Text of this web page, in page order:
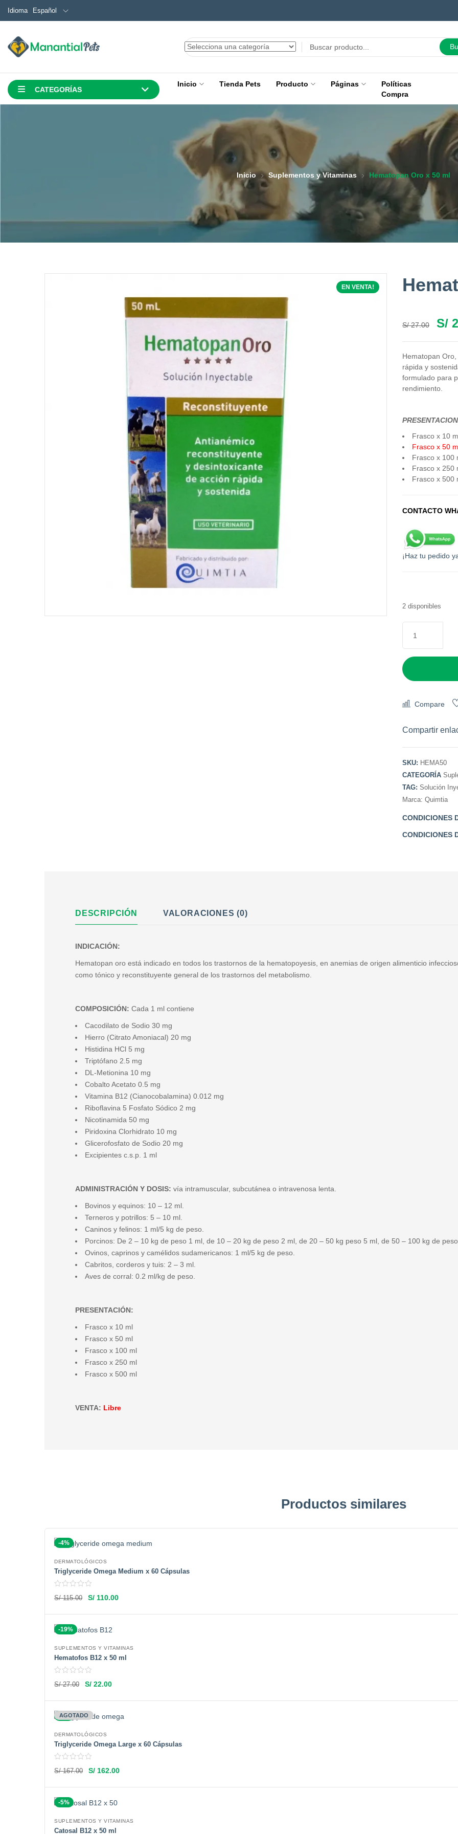
Idioma Español
CATEGORÍAS
Inicio Tienda Pets Producto Páginas
Políticas
Compra
Inicio Suplementos y Vitaminas Hematopan Oro x 50 ml
EN VENTA!
S/27.00 S/
Hematopan
rápida y
formulado para
rendimiento.
Frasco x 10
Frasco x 50
Frasco x 100
Frasco x 250
Frasco x 500
CONTACTO
¡Haz tu pedido
2 disponibles
Compare
Compartir
SKU: HEMA50
CATEGORÍA
TAG: Solución
Marca: Quimtia
CONDICIONES
CONDICIONES
DESCRIPCIÓN VALORACIONES (0)
INDICACIÓN:
Hematopan oro está indicado en todos los trastornos de la hematopoyesis, en anemias de origen alimenticio
como tónico y reconstituyente general de los trastornos del metabolismo.
COMPOSICIÓN: Cada 1 ml contiene
Cacodilato de Sodio 30 mg
Hierro (Citrato Amoniacal) 20 mg
Histidina HCl 5 mg
Triptófano 2.5 mg
DL-Metionina 10 mg
Cobalto Acetato 0.5 mg
Vitamina B12 (Cianocobalamina) 0.012 mg
Riboflavina 5 Fosfato Sódico 2 mg
Nicotinamida 50 mg
Piridoxina Clorhidrato 10 mg
Glicerofosfato de Sodio 20 mg
Excipientes c.s.p. 1 ml
ADMINISTRACIÓN Y DOSIS: vía intramuscular, subcutánea o intravenosa lenta.
Bovinos y equinos: 10 – 12 ml.
Terneros y potrillos: 5 – 10 ml.
Caninos y felinos: 1 ml/5 kg de peso.
Porcinos: De 2 – 10 kg de peso 1 ml, de 10 – 20 kg de peso 2 ml, de 20 – 50 kg peso 5 ml, de 50 – 100 kg de peso
Ovinos, caprinos y camélidos sudamericanos: 1 ml/5 kg de peso.
Cabritos, corderos y tuis: 2 – 3 ml.
Aves de corral: 0.2 ml/kg de peso.
PRESENTACIÓN:
Frasco x 10 ml
Frasco x 50 ml
Frasco x 100 ml
Frasco x 250 ml
Frasco x 500 ml
VENTA: Libre
Productos similares
-4%
DERMATOLÓGICOS
Triglyceride Omega Medium x 60 Cápsulas
S/115.00 S/ 110.00
Añadir al carrito
-19%
SUPLEMENTOS Y VITAMINAS
Hematofos B12 x 50 ml
S/27.00 S/ 22.00
Añadir al carrito
-3%
AGOTADO
DERMATOLÓGICOS
Triglyceride Omega Large x 60 Cápsulas
S/167.00 S/ 162.00
Leer más
-5%
SUPLEMENTOS Y VITAMINAS
Catosal B12 x 50 ml